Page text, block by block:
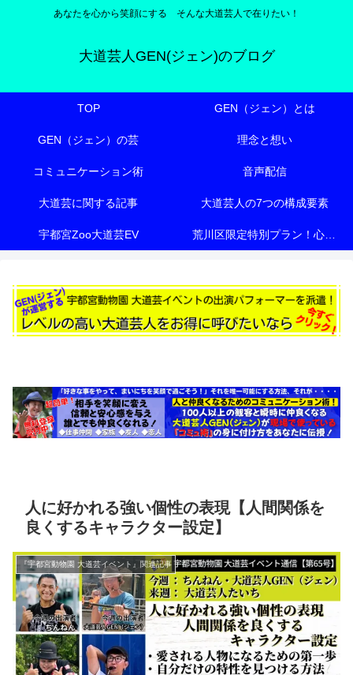
あなたを心から笑顔にする そんな大道芸人で在りたい！
大道芸人GEN(ジェン)のブログ
TOP GEN（ジェン）とは
GEN（ジェン）の芸 理念と想い
コミュニケーション術 音声配信
大道芸に関する記事 大道芸人の7つの構成要素
宇都宮Zoo大道芸EV 荒川区限定特別プラン！心も体も元気にする『有料老人ホーム向け特別エンターテイメント』
人に好かれる強い個性の表現【人間関係を
良くするキャラクター設定】
『宇都宮動物園 大道芸イベント』関連記事